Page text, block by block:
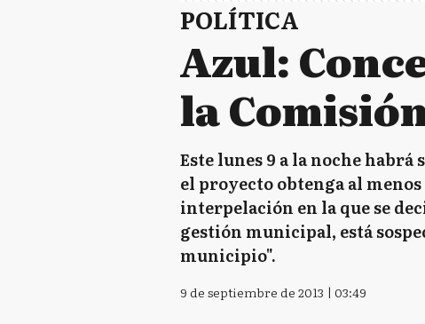
POLÍTICA
Azul:
la
Este lunes 9 a la noche
el proyecto obtenga al
interpelación en la que se
gestión municipal, está
municipio".
9 de septiembre de 2013 | 03:49